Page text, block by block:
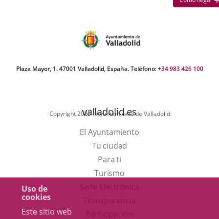
Uso de
cookies
Este sitio web
Plaza Mayor, 1. 47001 Valladolid, España. Teléfono:+34 983 426 100
Copyright 2025 - Ayuntamiento de Valladolid
valladolid.es
El Ayuntamiento
Tu ciudad
Para ti
TurismoEste